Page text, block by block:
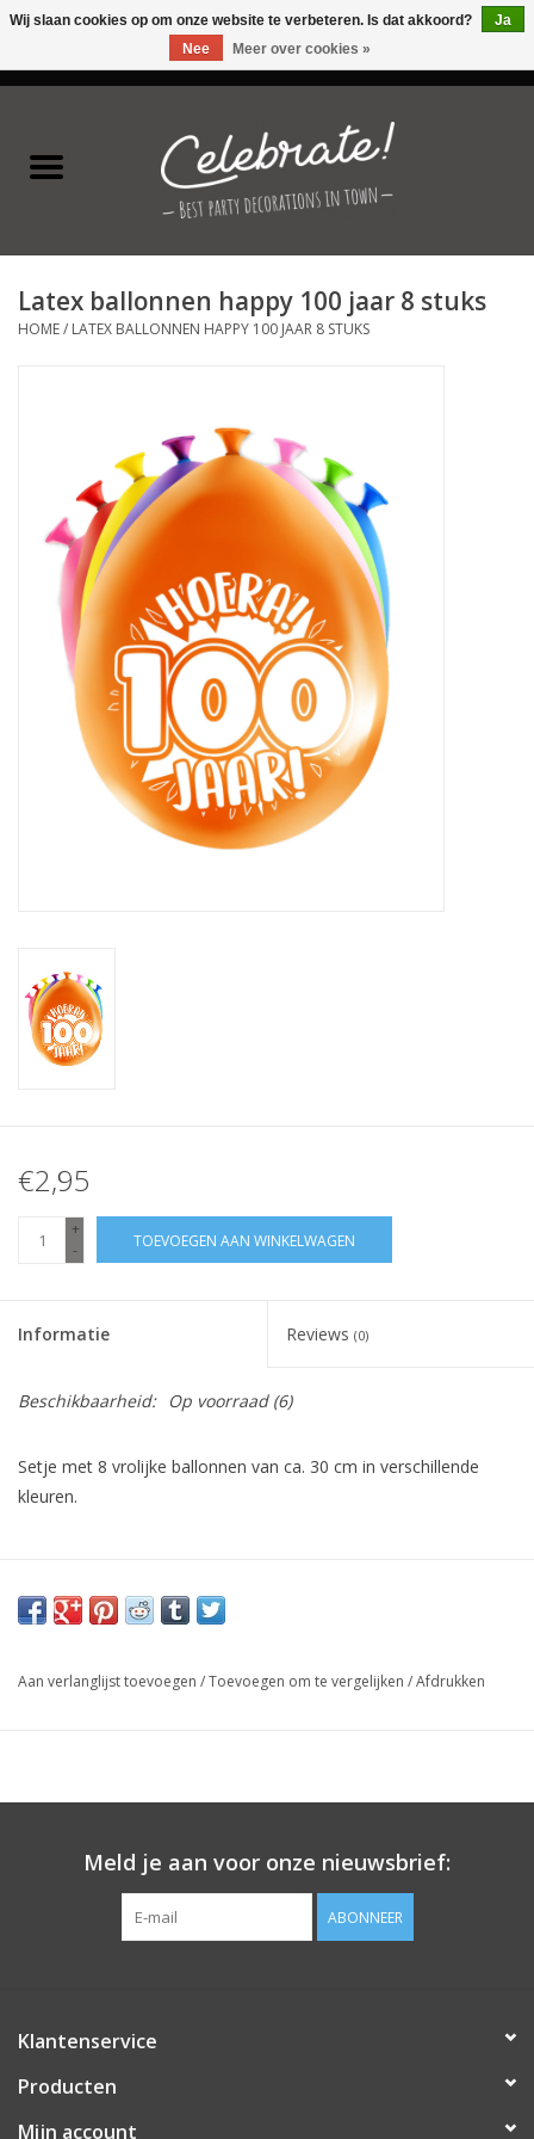
Latex ballonnen
Folie ballonnen
Verjaardag thema's
Speciale momenten
Kinderfeestjes
Cadeaus
Schmink&beauty
Accessoires
Latex ballonnen happy 100 jaar 8 stuks
HOME/ LATEX BALLONNEN HAPPY 100 JAAR 8 STUKS
€2,95
+
-
TOEVOEGEN AAN WINKELWAGEN
Informatie Reviews (0)
Beschikbaarheid: Op voorraad(6)
Setje met 8 vrolijke ballonnen van ca. 30 cm in verschillende
kleuren.
Aan verlanglijst toevoegen /Toevoegen om te vergelijken /Afdrukken
Meld je aan voor onze nieuwsbrief:
ABONNEER
Klantenservice
Producten
Mijn account
Wij slaan cookies op om onze website te verbeteren. Is dat akkoord?
Ja
Nee
Meer over cookies »